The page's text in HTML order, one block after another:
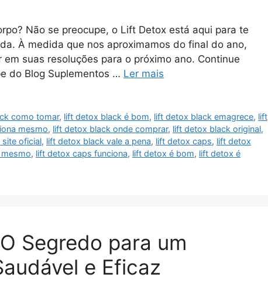
Não se preocupe, o Lift Detox está aqui para te
À medida que nos aproximamos do final do ano,
suas resoluções para o próximo ano. Continue
do Blog Suplementos … Ler mais
como tomar, lift detox black é bom, lift detox black emagrece, lift
mesmo, lift detox black onde comprar, lift detox black original,
oficial, lift detox black vale a pena, lift detox caps, lift detox
, lift detox caps funciona, lift detox é bom, lift detox é
Segredo para um
e Eficaz